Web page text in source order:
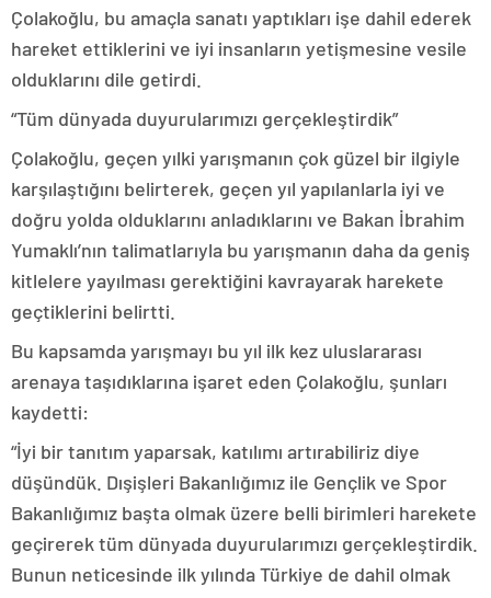
Çolakoğlu, bu amaçla sanatı yaptıkları işe dahil ederek
hareket ettiklerini ve iyi insanların yetişmesine vesile
olduklarını dile getirdi.
“Tüm dünyada duyurularımızı gerçekleştirdik”
Çolakoğlu, geçen yılki yarışmanın çok güzel bir ilgiyle
karşılaştığını belirterek, geçen yıl yapılanlarla iyi ve
doğru yolda olduklarını anladıklarını ve Bakan İbrahim
Yumaklı’nın talimatlarıyla bu yarışmanın daha da geniş
kitlelere yayılması gerektiğini kavrayarak harekete
geçtiklerini belirtti.
Bu kapsamda yarışmayı bu yıl ilk kez uluslararası
arenaya taşıdıklarına işaret eden Çolakoğlu, şunları
kaydetti:
“İyi bir tanıtım yaparsak, katılımı artırabiliriz diye
düşündük. Dışişleri Bakanlığımız ile Gençlik ve Spor
Bakanlığımız başta olmak üzere belli birimleri harekete
geçirerek tüm dünyada duyurularımızı gerçekleştirdik.
Bunun neticesinde ilk yılında Türkiye de dahil olmak